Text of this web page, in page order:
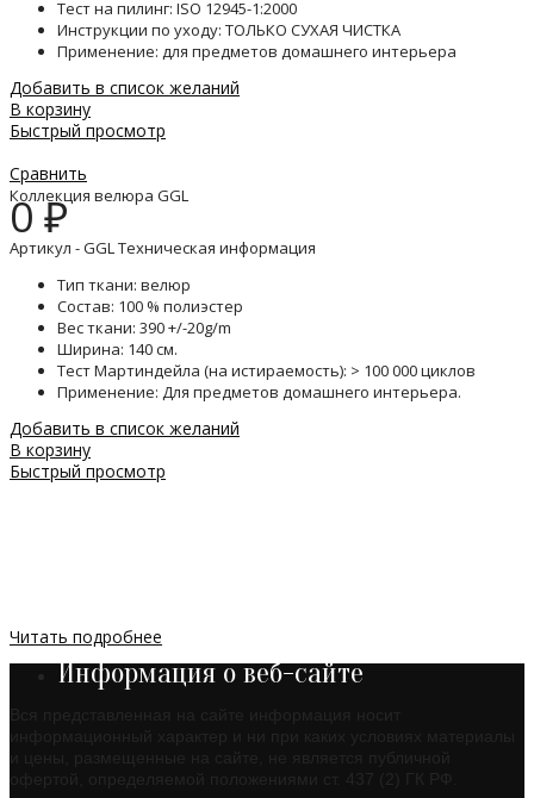
Тест на пилинг: ISO 12945-1:2000
Инструкции по уходу: ТОЛЬКО СУХАЯ ЧИСТКА
Применение: для предметов домашнего интерьера
Добавить в список желаний
В корзину
Быстрый просмотр
Сравнить
Коллекция велюра GGL
0₽
Артикул - GGL Техническая информация
Тип ткани: велюр
Состав: 100 % полиэстер
Вес ткани: 390 +/-20g/m
Ширина: 140 см.
Тест Мартиндейла (на истираемость): > 100 000 циклов
Применение: Для предметов домашнего интерьера.
Добавить в список желаний
В корзину
Быстрый просмотр
Читать подробнее
Информация о веб-сайте